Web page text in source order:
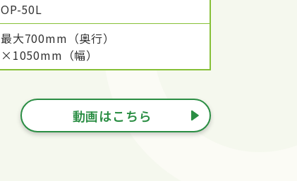
OP-50L
最大700mm（奥行）
×1050mm（幅）
動画はこちら